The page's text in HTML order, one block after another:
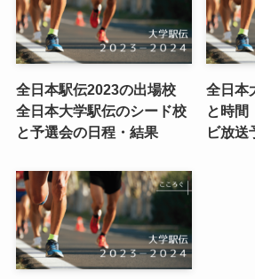
全日本駅伝2023の出場校
全日本大学駅伝のシード校
と予選会の日程・結果
全日本
と時
ビ放送